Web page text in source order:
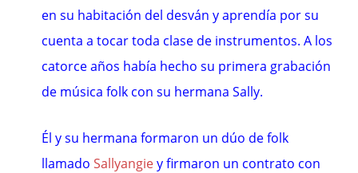
en su habitación del desván y aprendía por su
cuenta a tocar toda clase de instrumentos. A los
catorce años había hecho su primera grabación
de música folk con su hermana Sally.
Él y su hermana formaron un dúo de folk
llamado Sallyangiey firmaron un contrato con